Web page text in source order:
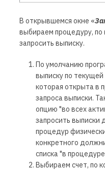
В открывшемся окне «
выбираем процедуру, по
запросить выписку.
По умолчанию
выписку по
которая открыта в
запроса выписки.
опцию "во всех
запросить выписки
процедур
конкретного
списка "в
Выбираем счет, по